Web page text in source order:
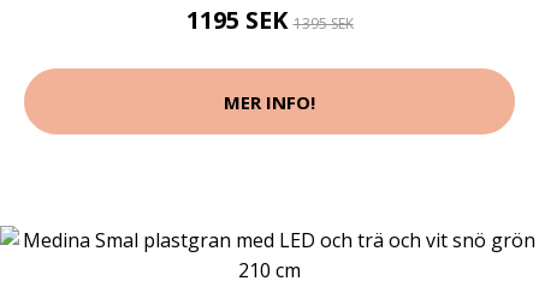
1195 SEK1395 SEK
MER INFO!